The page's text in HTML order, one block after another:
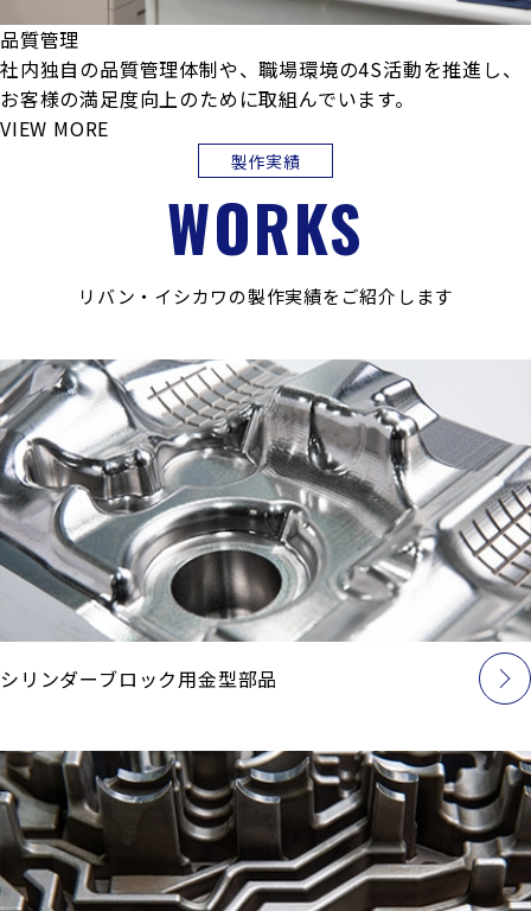
品質管理
社内独自の品質管理体制や、職場環境の4S活動を推進し、
お客様の満足度向上のために取組んでいます。
VIEW MORE
製作実績
WORKS
リバン・イシカワの製作実績をご紹介します
シリンダーブロック用金型部品